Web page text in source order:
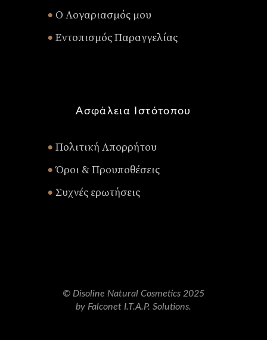
• Ο Λογαριασμός μου
• Εντοπισμός Παραγγελίας
Ασφάλεια Ιστότοπου
• Πολιτική Απορρήτου
• Όροι & Προυποθέσεις
• Συχνές ερωτήσεις
© Disoline Natural Cosmetics 2025
by Falconet I.T.A.P. Solutions.